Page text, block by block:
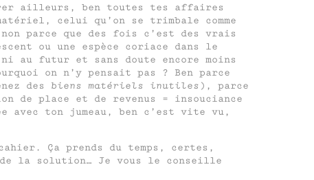
ailleurs, ben toutes tes affaires
celui qu’on se trimbale comme
parce que des fois c’est des vrais
ou une espèce coriace dans le
au futur et sans doute encore moins
on n’y pensait pas ? Ben parce
des biens matériels inutiles ), parce
de place et de revenus = insouciance
ton jumeau, ben c’est vite vu,
Ça prends du temps, certes,
la solution… Je vous le conseille